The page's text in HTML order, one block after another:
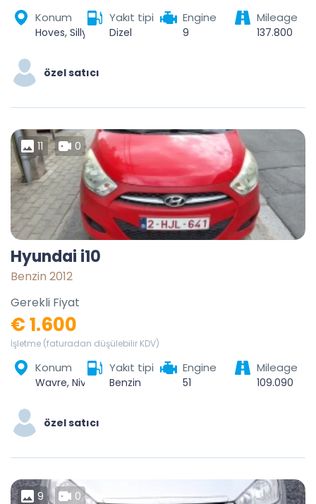
Konum Yakıt tipi
Dizel
Engine
9
Mileage
137.800
özel satıcı
11 0
Hyundai i10
Benzin 2012
Gerekli Fiyat
€ 1.600
İşletme (faturadan düşülebilir KDV)
Konum Yakıt tipi
Benzin
Engine
51
Mileage
109.090
özel satıcı
9 0